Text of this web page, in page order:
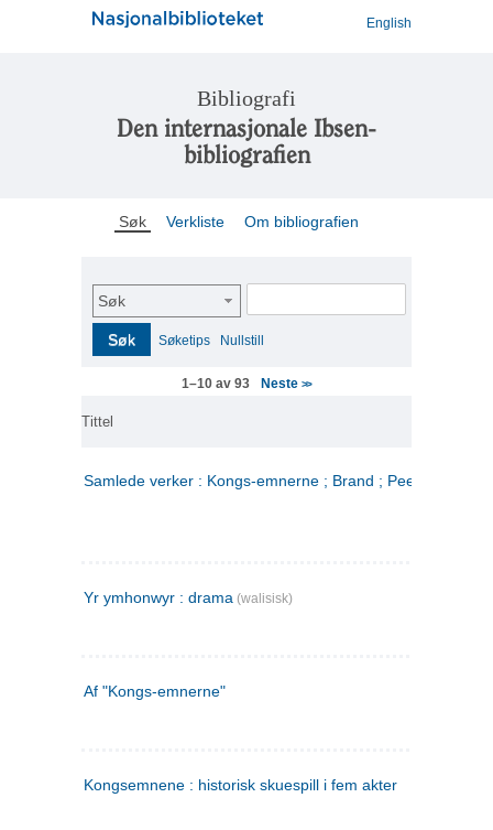
English
Bibliografi
Den internasjonale Ibsen-
bibliografien
Søk Verkliste Om bibliografien
Søk
Søk Søketips Nullstill
1–10 av 93 Neste>>
Tittel
Samlede verker : Kongs-emnerne ; Brand ; Peer Gynt. 2
Yr ymhonwyr : drama (walisisk)
Af "Kongs-emnerne"
Kongsemnene : historisk skuespill i fem akter